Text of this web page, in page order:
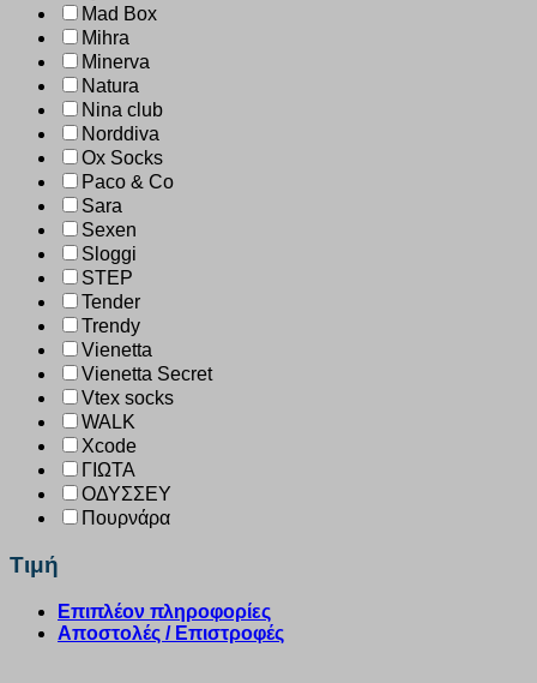
Mad Box
Mihra
Minerva
Natura
Nina club
Norddiva
Ox Socks
Paco & Co
Sara
Sexen
Sloggi
STEP
Tender
Trendy
Vienetta
Vienetta Secret
Vtex socks
WALK
Xcode
ΓΙΩΤΑ
ΟΔΥΣΣΕΥ
Πουρνάρα
Τιμή
Επιπλέον πληροφορίες
Αποστολές / Επιστροφές